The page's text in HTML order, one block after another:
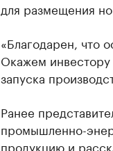
для размещения
«Благодарен, что
Окажем
запуска
Ранее
промышленно-
продукцию и